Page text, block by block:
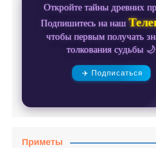
Откройте тайны древних
Подпишитесь на наш
чтобы первым получать
толкования судьбы 🌙
✈️ Подписаться
Приметы